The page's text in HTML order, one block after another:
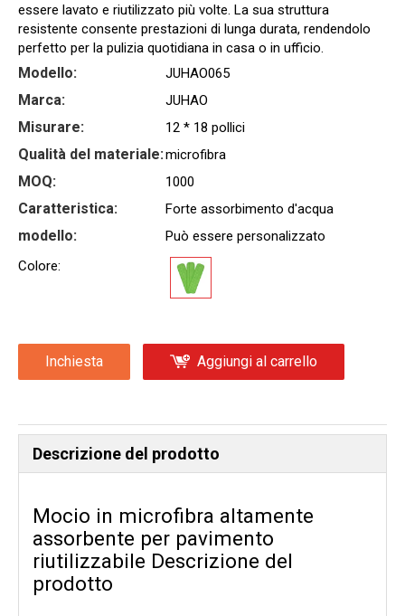
essere lavato e riutilizzato più volte. La sua struttura
resistente consente prestazioni di lunga durata, rendendolo
perfetto per la pulizia quotidiana in casa o in ufficio.
Modello: JUHAO065
Marca: JUHAO
Misurare: 12 * 18 pollici
Qualità del materiale:microfibra
MOQ: 1000
Caratteristica: Forte assorbimento d'acqua
modello:
Può essere personalizzato
Colore:
Inchiesta Aggiungi al carrello
Descrizione del prodotto
Mocio in microfibra altamente
assorbente per pavimento
riutilizzabile Descrizione del
prodotto